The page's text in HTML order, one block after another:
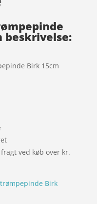
beskrivelse:
Birk 15cm
ved køb over kr.
Birk